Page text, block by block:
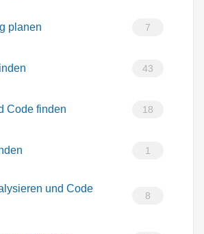
planen 7
43
Code finden 18
1
und Code
8